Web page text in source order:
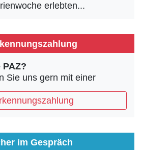
erlebten...
Sie uns gern mit einer
im Gespräch